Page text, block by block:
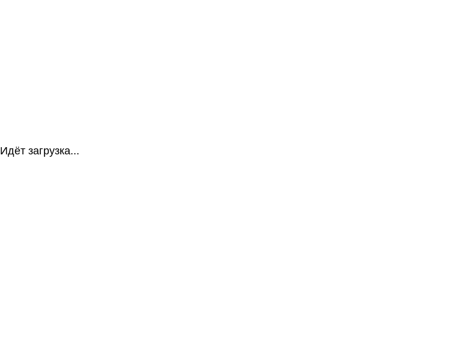
Идёт загрузка...